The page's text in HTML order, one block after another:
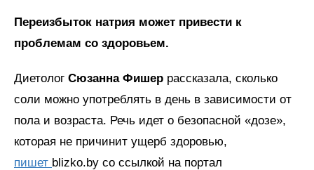
Переизбыток натрия может привести к
проблемам со здоровьем.
Диетолог Сюзанна Фишер рассказала, сколько
соли можно употреблять в день в зависимости от
пола и возраста. Речь идет о безопасной «дозе»,
которая не причинит ущерб здоровью,
пишет blizko.by со ссылкой на портал